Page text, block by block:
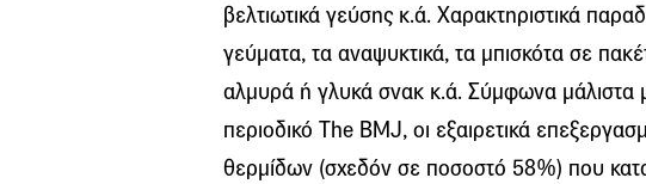
βελτιωτικά γεύσης κ.ά. Χαρακτηριστικά
γεύματα, τα αναψυκτικά, τα μπισκότα σε
αλμυρά ή γλυκά σνακ κ.ά. Σύμφωνα μάλιστα
περιοδικό The BMJ, οι εξαιρετικά
θερμίδων (σχεδόν σε ποσοστό 58%) που